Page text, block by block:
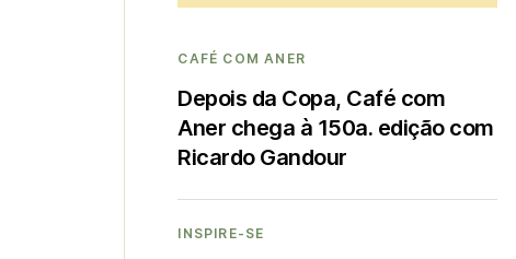
CAFÉ COM ANER
Depois da Copa, Café com
Aner chega à 150a. edição com
Ricardo Gandour
INSPIRE-SE